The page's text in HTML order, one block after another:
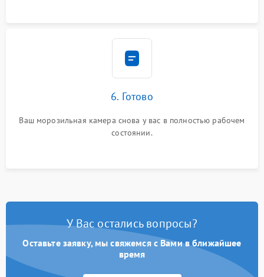
6. Готово
Ваш морозильная камера снова у вас в полностью рабочем
состоянии.
У Вас остались вопросы?
Оставьте заявку, мы свяжемся с Вами в ближайшее
время